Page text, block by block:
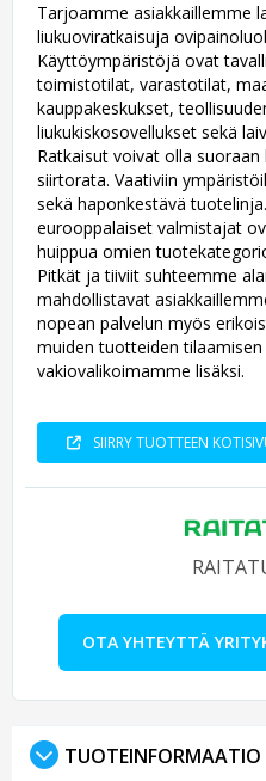
Tarjoamme asiakkaillemme
liukuoviratkaisuja
Käyttöympäristöjä ovat
toimistotilat, varastotilat,
kauppakeskukset,
liukukiskosovellukset sekä
Ratkaisut voivat olla
siirtorata. Vaativiin
sekä haponkestävä
eurooppalaiset valmistajat
huippua omien
Pitkät ja tiiviit suhteemme
mahdollistavat
nopean palvelun myös
muiden tuotteiden
vakiovalikoimamme lisäksi.
SIIRRY TUOTTEEN
OTA YHTEYTTÄ
TUOTEINFORMAATIO